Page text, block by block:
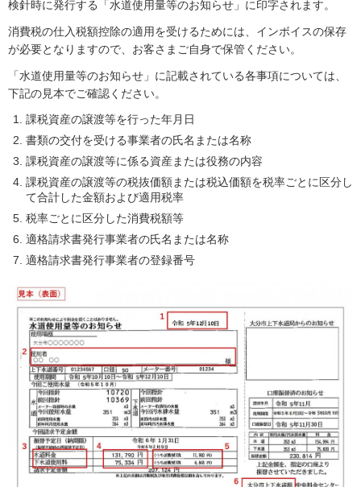
検針時に発行する「水道使用量等のお知らせ」に印字されます。
消費税の仕入税額控除の適用を受けるためには、インボイスの保存
が必要となりますので、お客さまご自身で保管ください。
「水道使用量等のお知らせ」に記載されている各事項については、
下記の見本でご確認ください。
課税資産の譲渡等を行った年月日
書類の交付を受ける事業者の氏名または名称
課税資産の譲渡等に係る資産または役務の内容
課税資産の譲渡等の税抜価額または税込価額を税率ごとに区分し
て合計した金額および適用税率
税率ごとに区分した消費税額等
適格請求書発行事業者の氏名または名称
適格請求書発行事業者の登録番号